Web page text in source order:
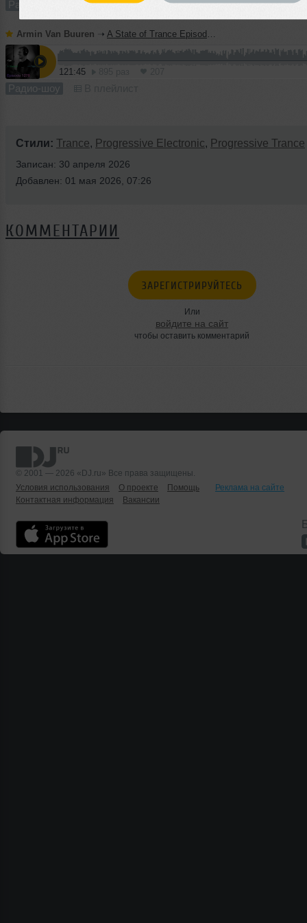
Радио-шоу В плейлист
Armin Van Buuren ➝ A State of Trance Episode 1278 - Armin van Buuren
121:45
Радио-шоу
Стили: Trance, Progressive Electronic, Progressive Trance
Записан: 30 апреля 2026
Добавлен: 01 мая 2026, 07:26
КОММЕНТАРИИ
ЗАРЕГИСТРИРУЙТЕСЬ
Или
войдите на сайт
чтобы оставить комментарий
© 2001 — 2026 «DJ.ru» Все права защищены.
Условия использования
О проекте Помощь
Реклама на сайте
Контактная информация
Вакансии